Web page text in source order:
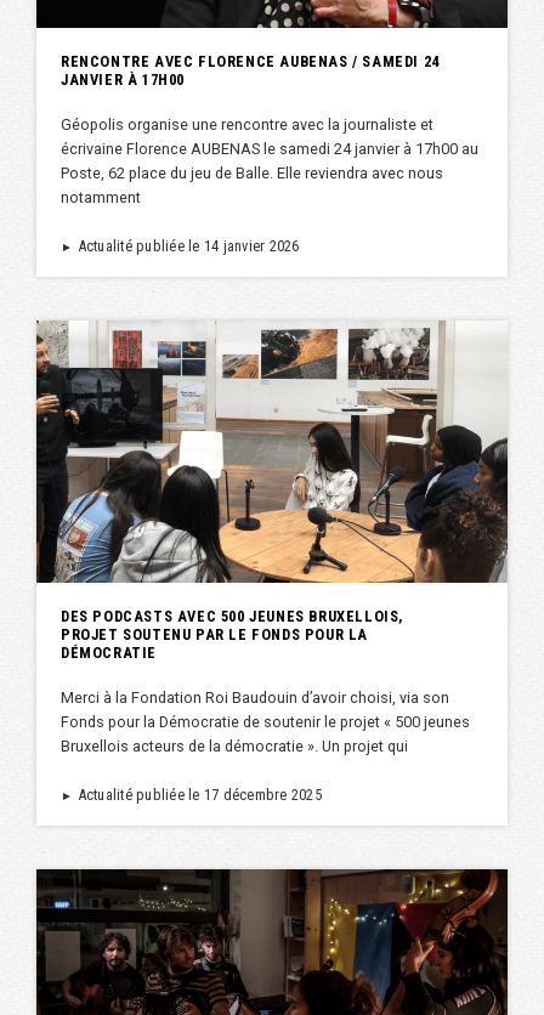
RENCONTRE AVEC FLORENCE AUBENAS / SAMEDI 24
JANVIER À 17H00
Géopolis organise une rencontre avec la journaliste et
écrivaine Florence AUBENAS le samedi 24 janvier à 17h00 au
Poste, 62 place du jeu de Balle. Elle reviendra avec nous
notamment
► Actualité publiée le 14 janvier 2026
DES PODCASTS AVEC 500 JEUNES BRUXELLOIS,
PROJET SOUTENU PAR LE FONDS POUR LA
DÉMOCRATIE
Merci à la Fondation Roi Baudouin d’avoir choisi, via son
Fonds pour la Démocratie de soutenir le projet « 500 jeunes
Bruxellois acteurs de la démocratie ». Un projet qui
► Actualité publiée le 17 décembre 2025